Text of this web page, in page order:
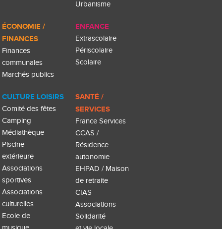
Urbanisme
ÉCONOMIE /
FINANCES
Finances
communales
Marchés publics
ENFANCE
Extrascolaire
Périscolaire
Scolaire
CULTURE LOISIRS
Comité des fêtes
Camping
Médiathèque
Piscine
extérieure
Associations
sportives
Associations
culturelles
Ecole de
SANTÉ /
SERVICES
France Services
CCAS /
Résidence
autonomie
EHPAD / Maison
de retraite
CIAS
Associations
Solidarité